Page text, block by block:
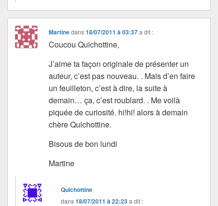
Martinedans18/07/2011 à 03:37 a dit :
Coucou Quichottine,
J’aime ta façon originale de présenter un
auteur, c’est pas nouveau. . Mais d’en faire
un feuilleton, c’est à dire, la suite à
demain… ça, c’est roublard. . Me voilà
piquée de curiosité. hi!hi! alors à demain
chère Quichottine.
Bisous de bon lundi
Martine
Quichottine
dans18/07/2011 à 22:23a dit :